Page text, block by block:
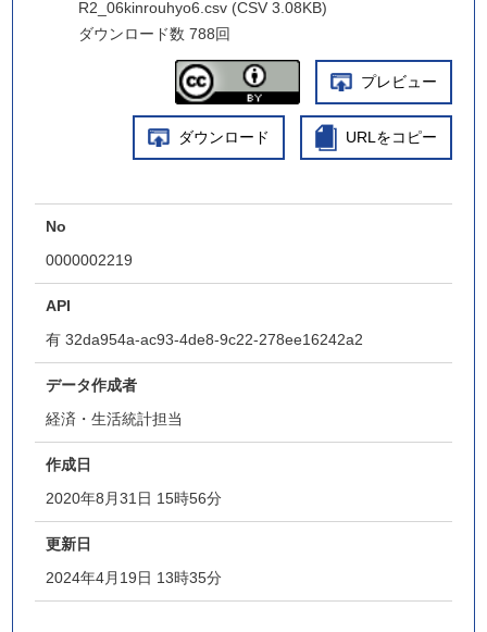
R2_06kinrouhyo6.csv (CSV 3.08KB)
ダウンロード数 788回
プレビュー
ダウンロード URLをコピー
No
0000002219
API
有 32da954a-ac93-4de8-9c22-278ee16242a2
データ作成者
経済・生活統計担当
作成日
2020年8月31日 15時56分
更新日
2024年4月19日 13時35分